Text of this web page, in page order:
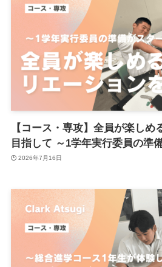
【コース・専攻】全員が楽しめ
目指して ～1学年実行委員の準
2026年7月16日